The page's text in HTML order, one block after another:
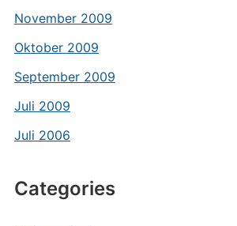
November 2009
Oktober 2009
September 2009
Juli 2009
Juli 2006
Categories